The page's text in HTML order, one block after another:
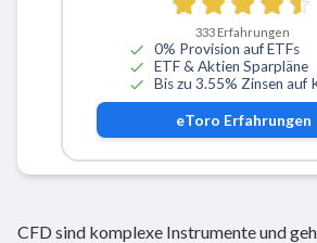
333 Erfahrungen
0% Provision auf ETFs
ETF & Aktien Sparpläne
Bis zu 3.55% Zinsen auf
eToro Erfahrungen
CFD sind komplexe Instrumente und